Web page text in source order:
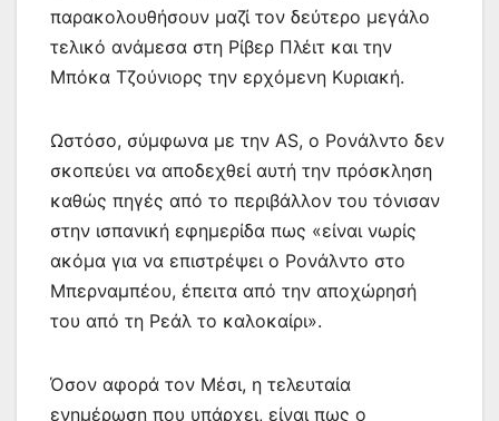
παρακολουθήσουν μαζί τον δεύτερο μεγάλο
τελικό ανάμεσα στη Ρίβερ Πλέιτ και την
Μπόκα Τζούνιορς την ερχόμενη Κυριακή.
Ωστόσο, σύμφωνα με την AS, ο Ρονάλντο δεν
σκοπεύει να αποδεχθεί αυτή την πρόσκληση
καθώς πηγές από το περιβάλλον του τόνισαν
στην ισπανική εφημερίδα πως «είναι νωρίς
ακόμα για να επιστρέψει ο Ρονάλντο στο
Μπερναμπέου, έπειτα από την αποχώρησή
του από τη Ρεάλ το καλοκαίρι».
Όσον αφορά τον Μέσι, η τελευταία
ενημέρωση που υπάρχει, είναι πως ο